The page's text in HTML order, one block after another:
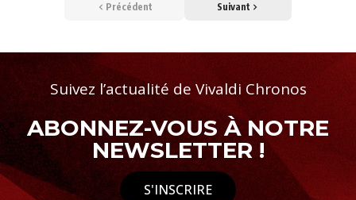
Précédent Suivant
Suivez l’actualité de Vivaldi Chronos
ABONNEZ-VOUS À NOTRE
NEWSLETTER !
S'INSCRIRE